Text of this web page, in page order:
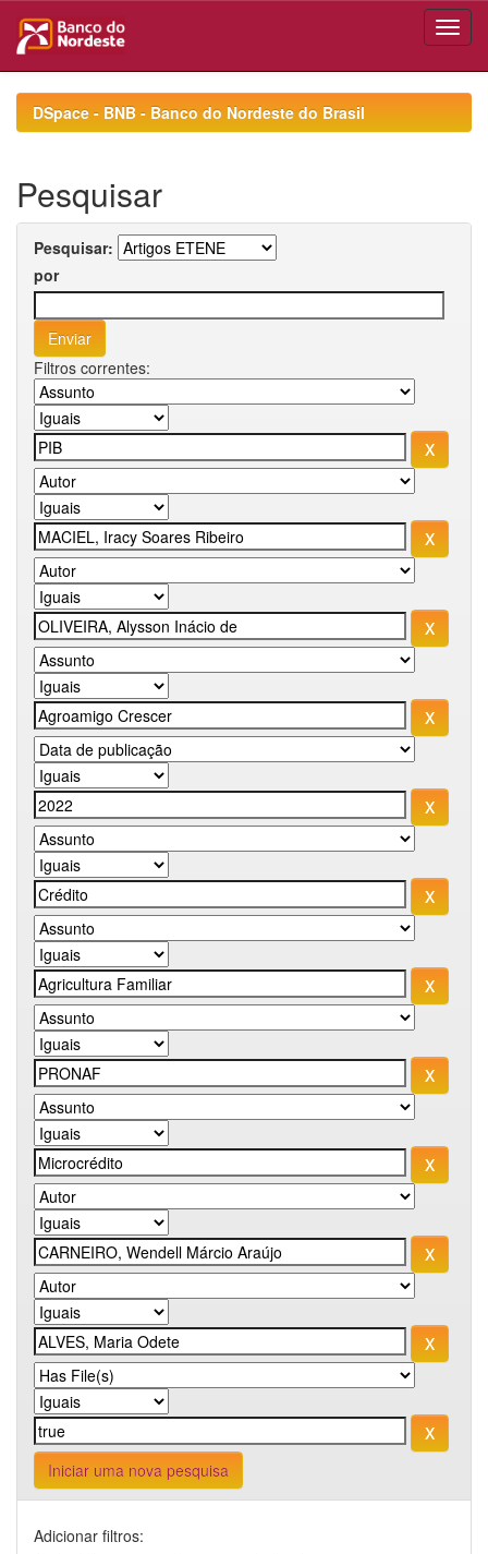
navigationDSpace - BNB - Banco do Nordeste do Brasil
Pesquisar
Pesquisar:
por
Filtros correntes:
Iniciar uma nova pesquisa
Adicionar filtros: